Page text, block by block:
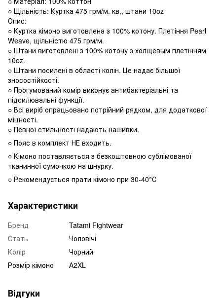
○ Щільність: Куртка 475 грм/м. кв., штани 10oz
Опис:
○ Куртка кімоно виготовлена з 100% котону. Плетіння Pearl
Weave, щільністю 475 грм/м.
○ Штани виготовлені з 100% котону з холщевым плетінням
10oz.
○ Штани посилені в області колін. Це надає більшої
зносостійкості.
○ Прогумований комір виконує антибактеріальні та
підсилювальні функції.
○ Всі виріб опрацьовано потрійний рядком, для додаткової
міцності.
○ Певної стильності надають нашивки.
○ Пояс в комплект НЕ входить.
○ Кімоно поставляється з безкоштовною сублімованої
тканинної сумочкою на шнурку.
○ Рекомендується прати кімоно при 30-40°С
Характеристики
Бренд
Tatami Fightwear
Стать
Чоловічі
Колір
Чорний
Розмір кімоно
A2XL
Відгуки